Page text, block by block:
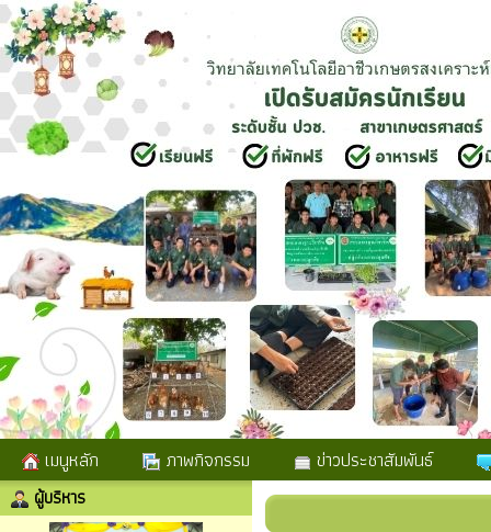
เมนูหลัก ภาพกิจกรรม ข่าวประชาสัมพันธ์
ผู้บริหาร